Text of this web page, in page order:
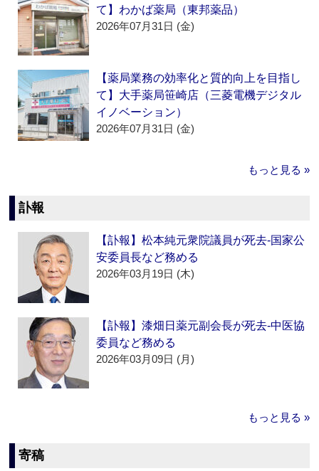
て】わかば薬局（東邦薬品）
2026年07月31日 (金)
【薬局業務の効率化と質的向上を目指し
て】大手薬局笹崎店（三菱電機デジタル
イノベーション）
2026年07月31日 (金)
もっと見る »
訃報
【訃報】松本純元衆院議員が死去‐国家公
安委員長など務める
2026年03月19日 (木)
【訃報】漆畑日薬元副会長が死去‐中医協
委員など務める
2026年03月09日 (月)
もっと見る »
寄稿